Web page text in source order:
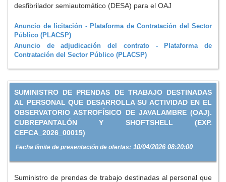
desfibrilador semiautomático (DESA) para el OAJ
Anuncio de licitación - Plataforma de Contratación del Sector
Público (PLACSP)
Anuncio de adjudicación del contrato - Plataforma de
Contratación del Sector Público (PLACSP)
SUMINISTRO DE PRENDAS DE TRABAJO DESTINADAS
AL PERSONAL QUE DESARROLLA SU ACTIVIDAD EN EL
OBSERVATORIO ASTROFÍSICO DE JAVALAMBRE (OAJ).
CUBREPANTALÓN Y SHOFTSHELL (EXP.
CEFCA_2026_00015)
Fecha límite de presentación de ofertas: 10/04/2026 08:20:00
Suministro de prendas de trabajo destinadas al personal que